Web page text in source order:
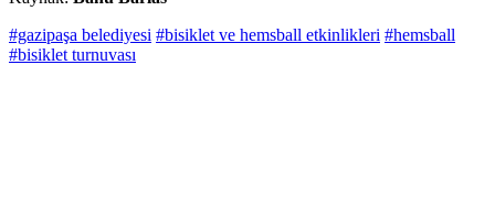
#gazipaşa belediyesi #bisiklet ve hemsball etkinlikleri #hemsball
#bisiklet turnuvası